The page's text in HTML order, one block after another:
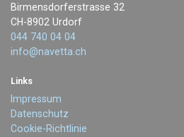
Birmensdorferstrasse 32
CH-8902 Urdorf
044 740 04 04
info@navetta.ch
Links
Impressum
Datenschutz
Cookie-Richtlinie